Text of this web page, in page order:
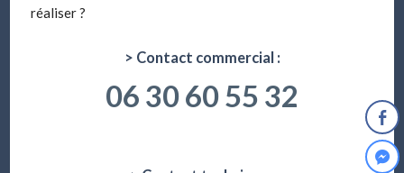
réaliser ?
> Contact commercial :
06 30 60 55 32